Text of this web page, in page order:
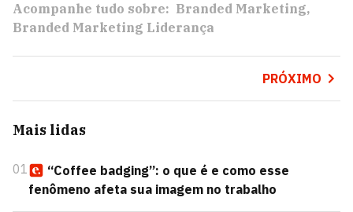
Acompanhe tudo sobre: Branded Marketing
Branded Marketing Liderança
PRÓXIMO
Mais lidas
01
“Coffee badging”: o que é e como esse
fenômeno afeta sua imagem no trabalho